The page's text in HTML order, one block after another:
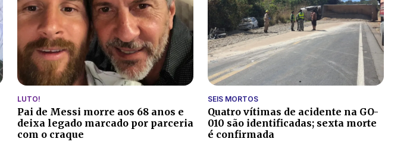
LUTO!
Pai de Messi morre aos 68 anos e
deixa legado marcado por parceria
com o craque
SEIS MORTOS
Quatro vítimas de acidente na GO-
010 são identificadas; sexta morte
é confirmada